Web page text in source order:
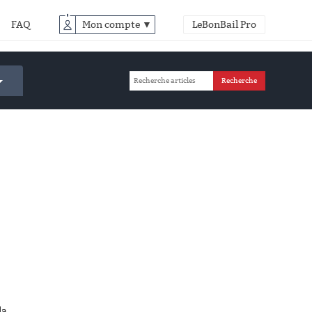
FAQ Mon compte ▼ LeBonBail Pro